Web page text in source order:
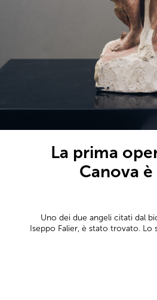
La prima
Canova
Uno dei due angeli citati dal
Iseppo Falier, è stato trovato.